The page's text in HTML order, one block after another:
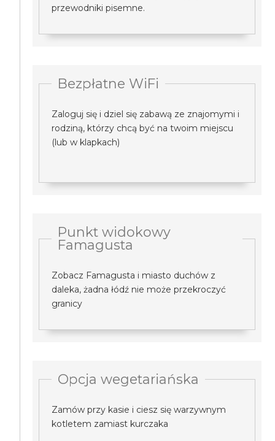
przewodniki pisemne.
Bezpłatne WiFi
Zaloguj się i dziel się zabawą ze znajomymi i
rodziną, którzy chcą być na twoim miejscu
(lub w klapkach)
Punkt widokowy
Famagusta
Zobacz Famagusta i miasto duchów z
daleka, żadna łódź nie może przekroczyć
granicy
Opcja wegetariańska
Zamów przy kasie i ciesz się warzywnym
kotletem zamiast kurczaka